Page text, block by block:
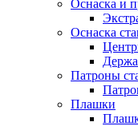
Оснаска и
Оснаска
Патроны
Плашки